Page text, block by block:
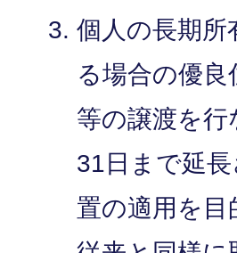
個人の長期所
る場合の優
等の譲渡を
31日まで延
置の適用を